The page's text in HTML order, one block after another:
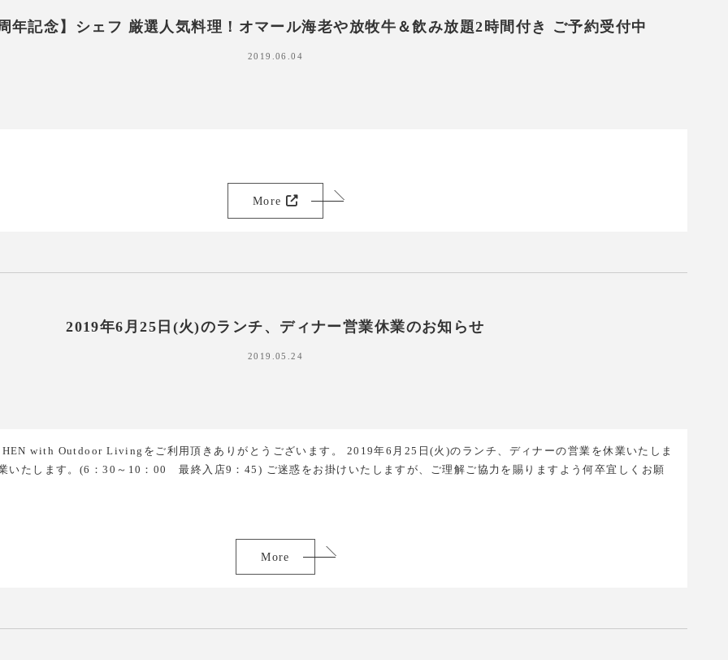
年記念】シェフ 厳選人気料理！オマール海老や放牧牛＆飲み放題2時間付き ご予約受付中
2019.06.04
More
2019年6月25日(火)のランチ、ディナー営業休業のお知らせ
2019.05.24
with Outdoor Livingをご利用頂きありがとうございます。 2019年6月25日(火)のランチ、ディナーの営業を休業いたしま
いたします。(6：30～10：00 最終入店9：45) ご迷惑をお掛けいたしますが、ご理解ご協力を賜りますよう何卒宜しくお願
More